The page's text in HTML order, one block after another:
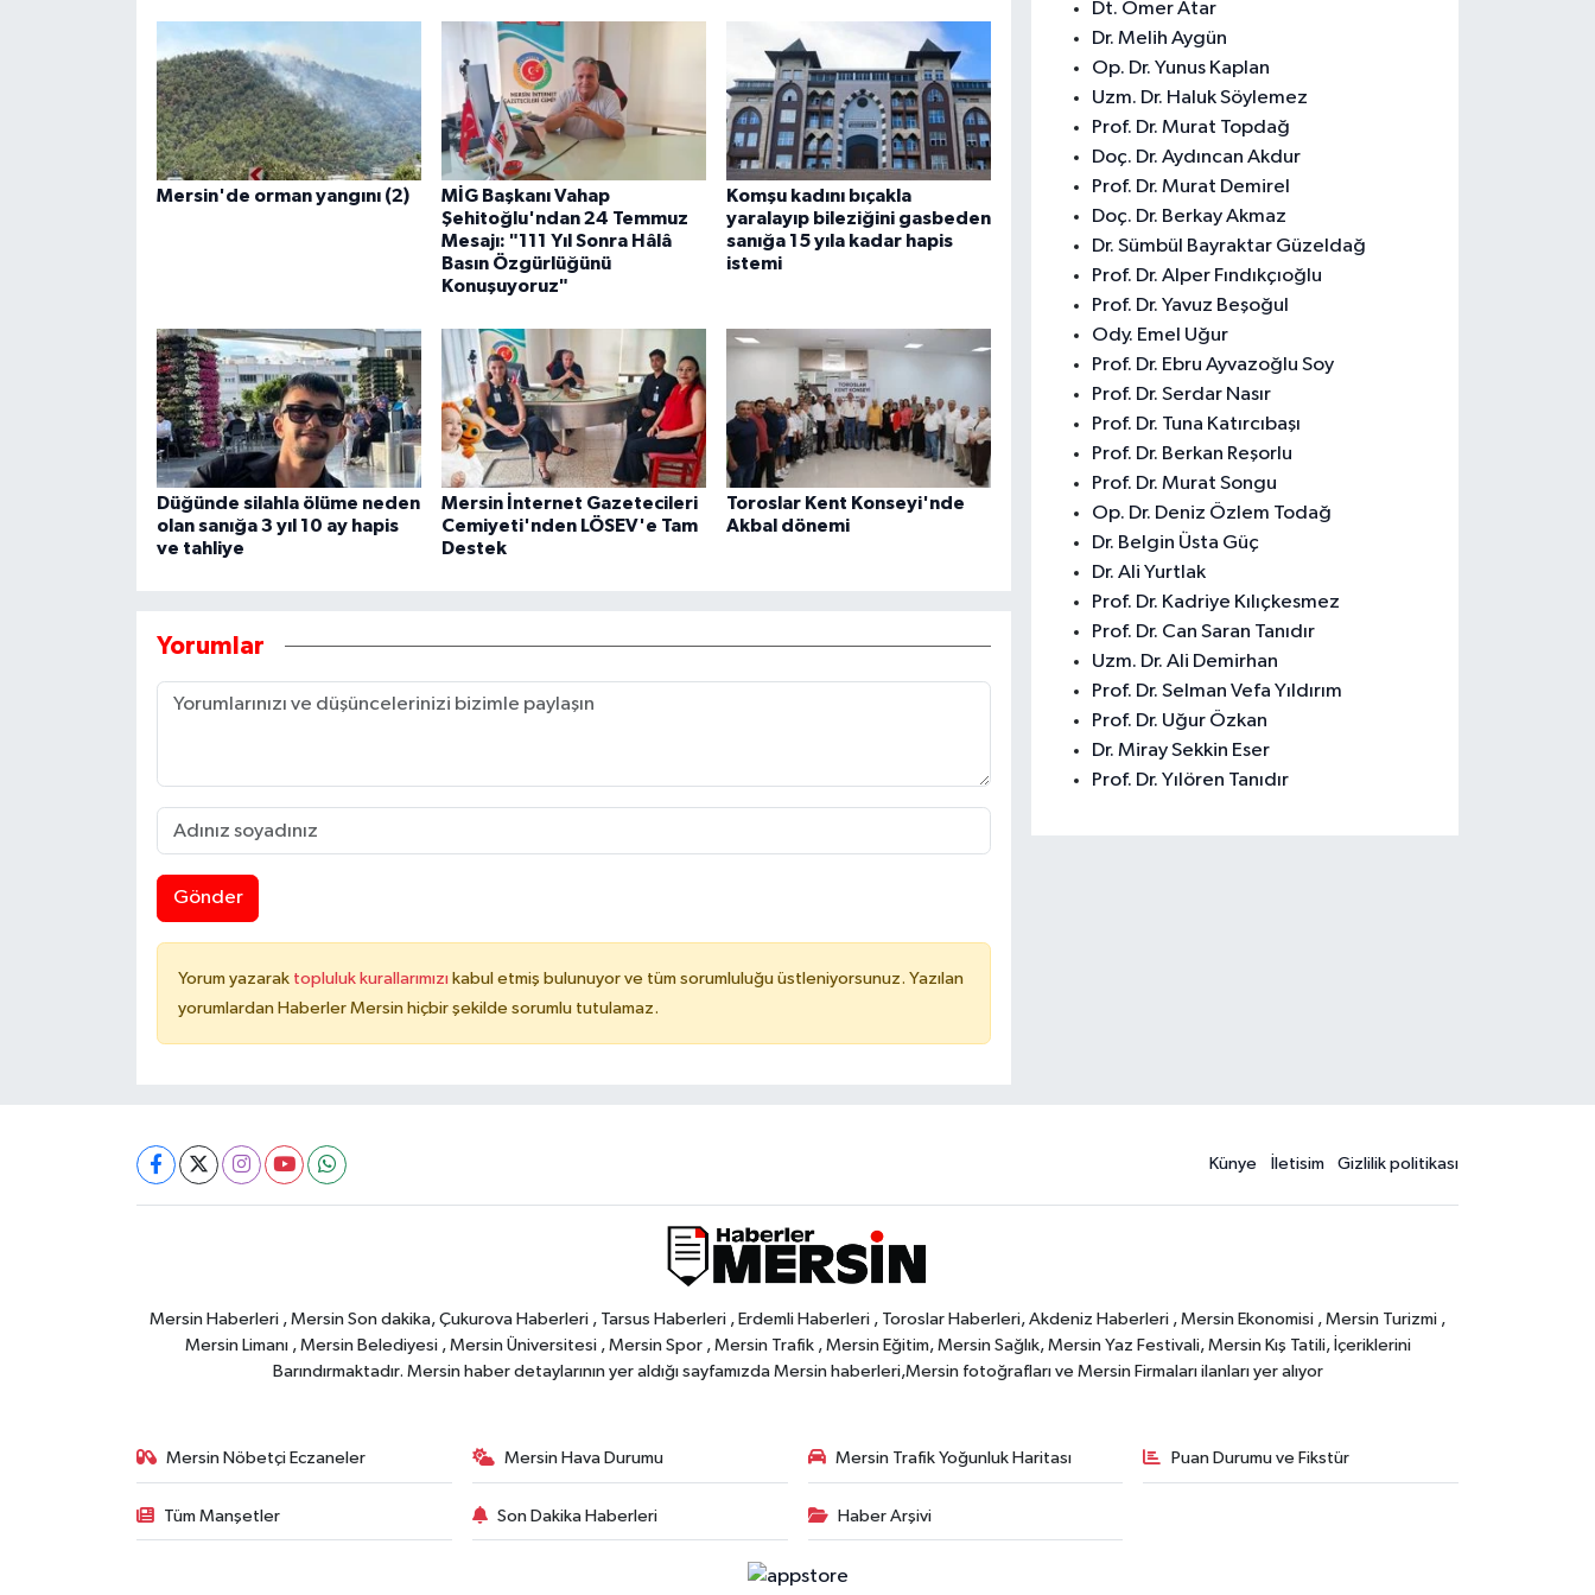
Mersin'de orman yangını (2)
MİG Başkanı Vahap
Şehitoğlu'ndan 24 Temmuz
Mesajı: "111 Yıl Sonra Hâlâ
Basın Özgürlüğünü
Konuşuyoruz"
Komşu kadını bıçakla
yaralayıp bileziğini gasbeden
sanığa 15 yıla kadar hapis
istemi
Düğünde silahla ölüme neden
olan sanığa 3 yıl 10 ay hapis
ve tahliye
Mersin İnternet Gazetecileri
Cemiyeti'nden LÖSEV'e Tam
Destek
Toroslar Kent Konseyi'nde
Akbal dönemi
Yorumlar
Gönder
Yorum yazarak topluluk kurallarımızı kabul etmiş bulunuyor ve tüm sorumluluğu üstleniyorsunuz. Yazılan
yorumlardan Haberler Mersin hiçbir şekilde sorumlu tutulamaz.
Dt. Ömer Atar
Dr. Melih Aygün
Op. Dr. Yunus Kaplan
Uzm. Dr. Haluk Söylemez
Prof. Dr. Murat Topdağ
Doç. Dr. Aydıncan Akdur
Prof. Dr. Murat Demirel
Doç. Dr. Berkay Akmaz
Dr. Sümbül Bayraktar Güzeldağ
Prof. Dr. Alper Fındıkçıoğlu
Prof. Dr. Yavuz Beşoğul
Ody. Emel Uğur
Prof. Dr. Ebru Ayvazoğlu Soy
Prof. Dr. Serdar Nasır
Prof. Dr. Tuna Katırcıbaşı
Prof. Dr. Berkan Reşorlu
Prof. Dr. Murat Songu
Op. Dr. Deniz Özlem Todağ
Dr. Belgin Üsta Güç
Dr. Ali Yurtlak
Prof. Dr. Kadriye Kılıçkesmez
Prof. Dr. Can Saran Tanıdır
Uzm. Dr. Ali Demirhan
Prof. Dr. Selman Vefa Yıldırım
Prof. Dr. Uğur Özkan
Dr. Miray Sekkin Eser
Prof. Dr. Yılören Tanıdır
Künye İletisim Gizlilik politikası
Mersin Haberleri , Mersin Son dakika, Çukurova Haberleri , Tarsus Haberleri , Erdemli Haberleri , Toroslar Haberleri, Akdeniz Haberleri , Mersin Ekonomisi , Mersin Turizmi ,
Mersin Limanı , Mersin Belediyesi , Mersin Üniversitesi , Mersin Spor , Mersin Trafik , Mersin Eğitim, Mersin Sağlık, Mersin Yaz Festivali, Mersin Kış Tatili, İçeriklerini
Barındırmaktadır. Mersin haber detaylarının yer aldığı sayfamızda Mersin haberleri,Mersin fotoğrafları ve Mersin Firmaları ilanları yer alıyor
Mersin Nöbetçi Eczaneler Mersin Hava Durumu Mersin Trafik Yoğunluk Haritası Puan Durumu ve Fikstür
Tüm Manşetler Son Dakika Haberleri Haber Arşivi